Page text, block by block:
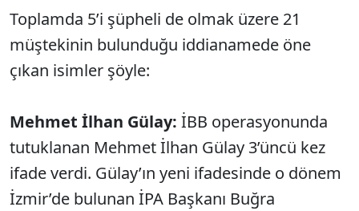
Toplamda 5’i şüpheli de olmak üzere 21
müştekinin bulunduğu iddianamede öne
çıkan isimler şöyle:
Mehmet İlhan Gülay: İBB operasyonunda
tutuklanan Mehmet İlhan Gülay 3’üncü kez
ifade verdi. Gülay’ın yeni ifadesinde o dönem
İzmir’de bulunan İPA Başkanı Buğra